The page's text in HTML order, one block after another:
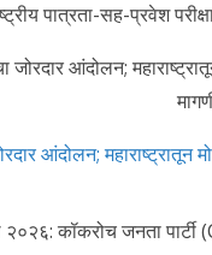
पात्रता-सह-प्रवेश
आंदोलन; महाराष्ट्रातून
कॉकरोच जनता पार्टी